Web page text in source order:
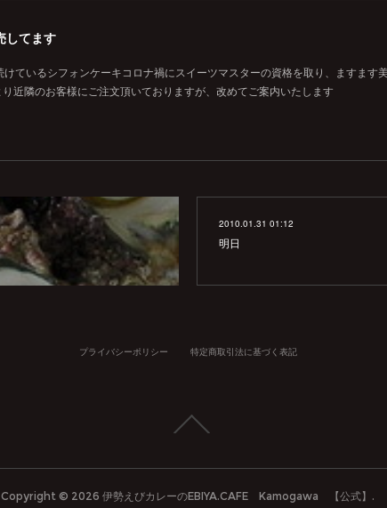
してます
ているシフォンケーキコロナ禍にスイーツマスターの資格を取り、ますます
近隣のお客様にご注文頂いておりますが、改めてご案内いたします
2010.01.31 01:12
明日
プライバシーポリシー 特定商取引法に基づく表記
Copyright © 2026 伊勢えびカレーのEBIYA.CAFE Kamogawa 【公式】 .